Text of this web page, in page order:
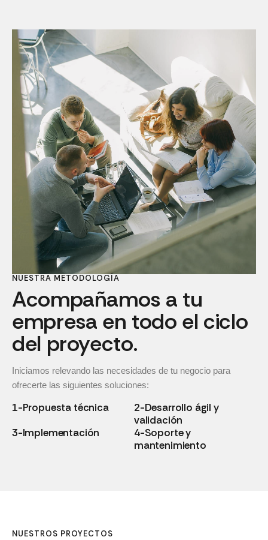
NUESTRA METODOLOGÍA
Acompañamos a tu
empresa en todo el ciclo
del proyecto.
Iniciamos relevando las necesidades de tu negocio para
ofrecerte las siguientes soluciones:
1-Propuesta técnica
2-Desarrollo ágil y
validación
3-Implementación
4-Soporte y
mantenimiento
NUESTROS PROYECTOS